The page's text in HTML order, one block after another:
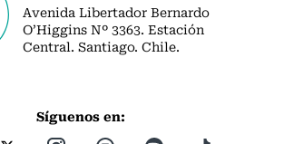
Avenida Libertador Bernardo
O’Higgins Nº 3363. Estación
Central. Santiago. Chile.
Síguenos en: